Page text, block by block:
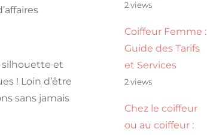
silhouette et
! Loin d’être
sans jamais
2 views
Coiffeur Femme :
Guide des Tarifs
et Services
2 views
Chez le coiffeur
ou au coiffeur :